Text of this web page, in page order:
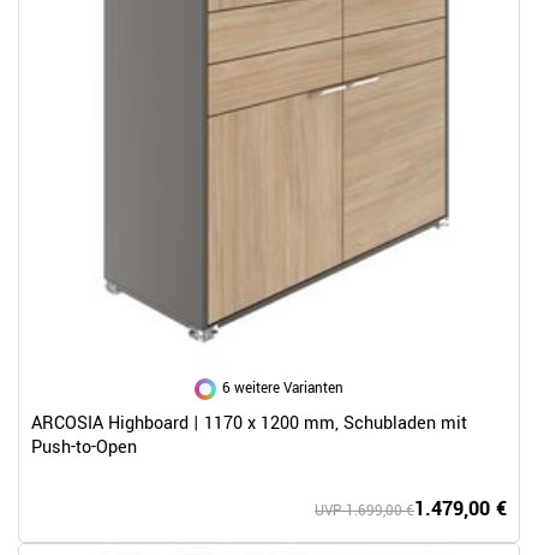
6 weitere Varianten
ARCOSIA Highboard | 1170 x 1200 mm, Schubladen mit
Push-to-Open
1.479,00 €
UVP 1.699,00 €